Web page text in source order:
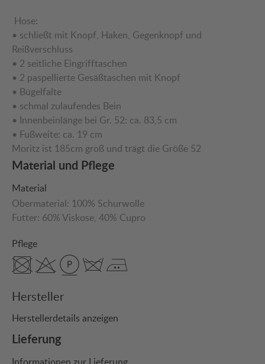
Hose:
• schließt mit Knopf, Haken, Gegenknopf und
Reißverschluss
• 2 seitliche Eingrifftaschen
• 2 paspellierte Gesäßtaschen mit Knopf
• Bügelfalte
• schmal zulaufendes Bein
• Innenbeinlänge bei Gr. 52: ca. 83,5 cm
• Fußweite: ca. 19 cm
Moritz ist 185cm groß und trägt die Größe 52
Material und Pflege
Material
Obermaterial: 100% Schurwolle
Futter: 60% Viskose, 40% Cupro
Pflege
Hersteller
Herstellerdetails anzeigen
Lieferung